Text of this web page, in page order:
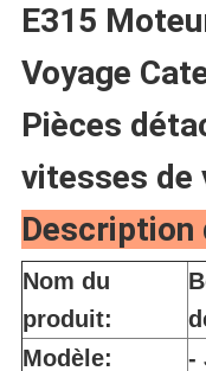
E315
Voyage
Pièces
vitesses de
Description
Nom du
produit:
Modèle:
-